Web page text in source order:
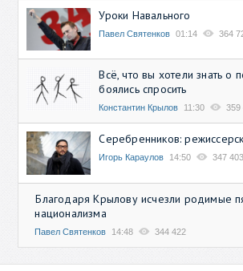
Уроки Навального
Павел Святенков 01:14 364
Всё, что вы хотели знать о
боялись спросить
Константин Крылов 11:30 359
Серебренников:
Игорь Караулов 14:50 347 403
Благодаря Крылову исчезли родимые
национализма
Павел Святенков 14:48 344 422